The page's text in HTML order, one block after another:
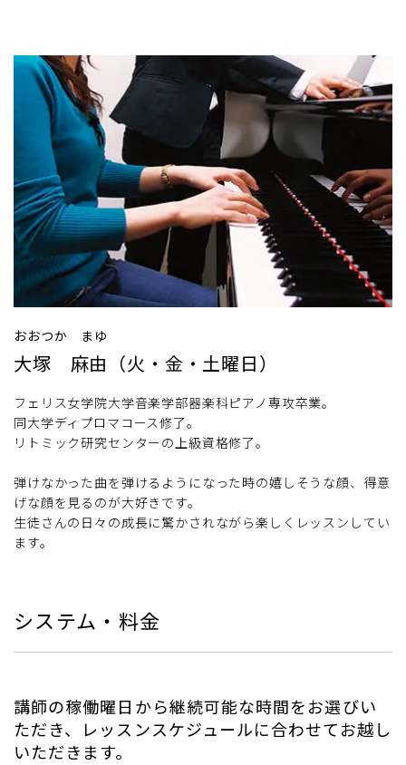
おおつか まゆ
大塚 麻由（火・金・土曜日）
フェリス女学院大学音楽学部器楽科ピアノ専攻卒業。
同大学ディプロマコース修了。
リトミック研究センターの上級資格修了。
弾けなかった曲を弾けるようになった時の嬉しそうな顔、得意
げな顔を見るのが大好きです。
生徒さんの日々の成長に驚かされながら楽しくレッスンしてい
ます。
システム・料金
講師の稼働曜日から継続可能な時間をお選びい
ただき、レッスンスケジュールに合わせてお越し
いただきます。